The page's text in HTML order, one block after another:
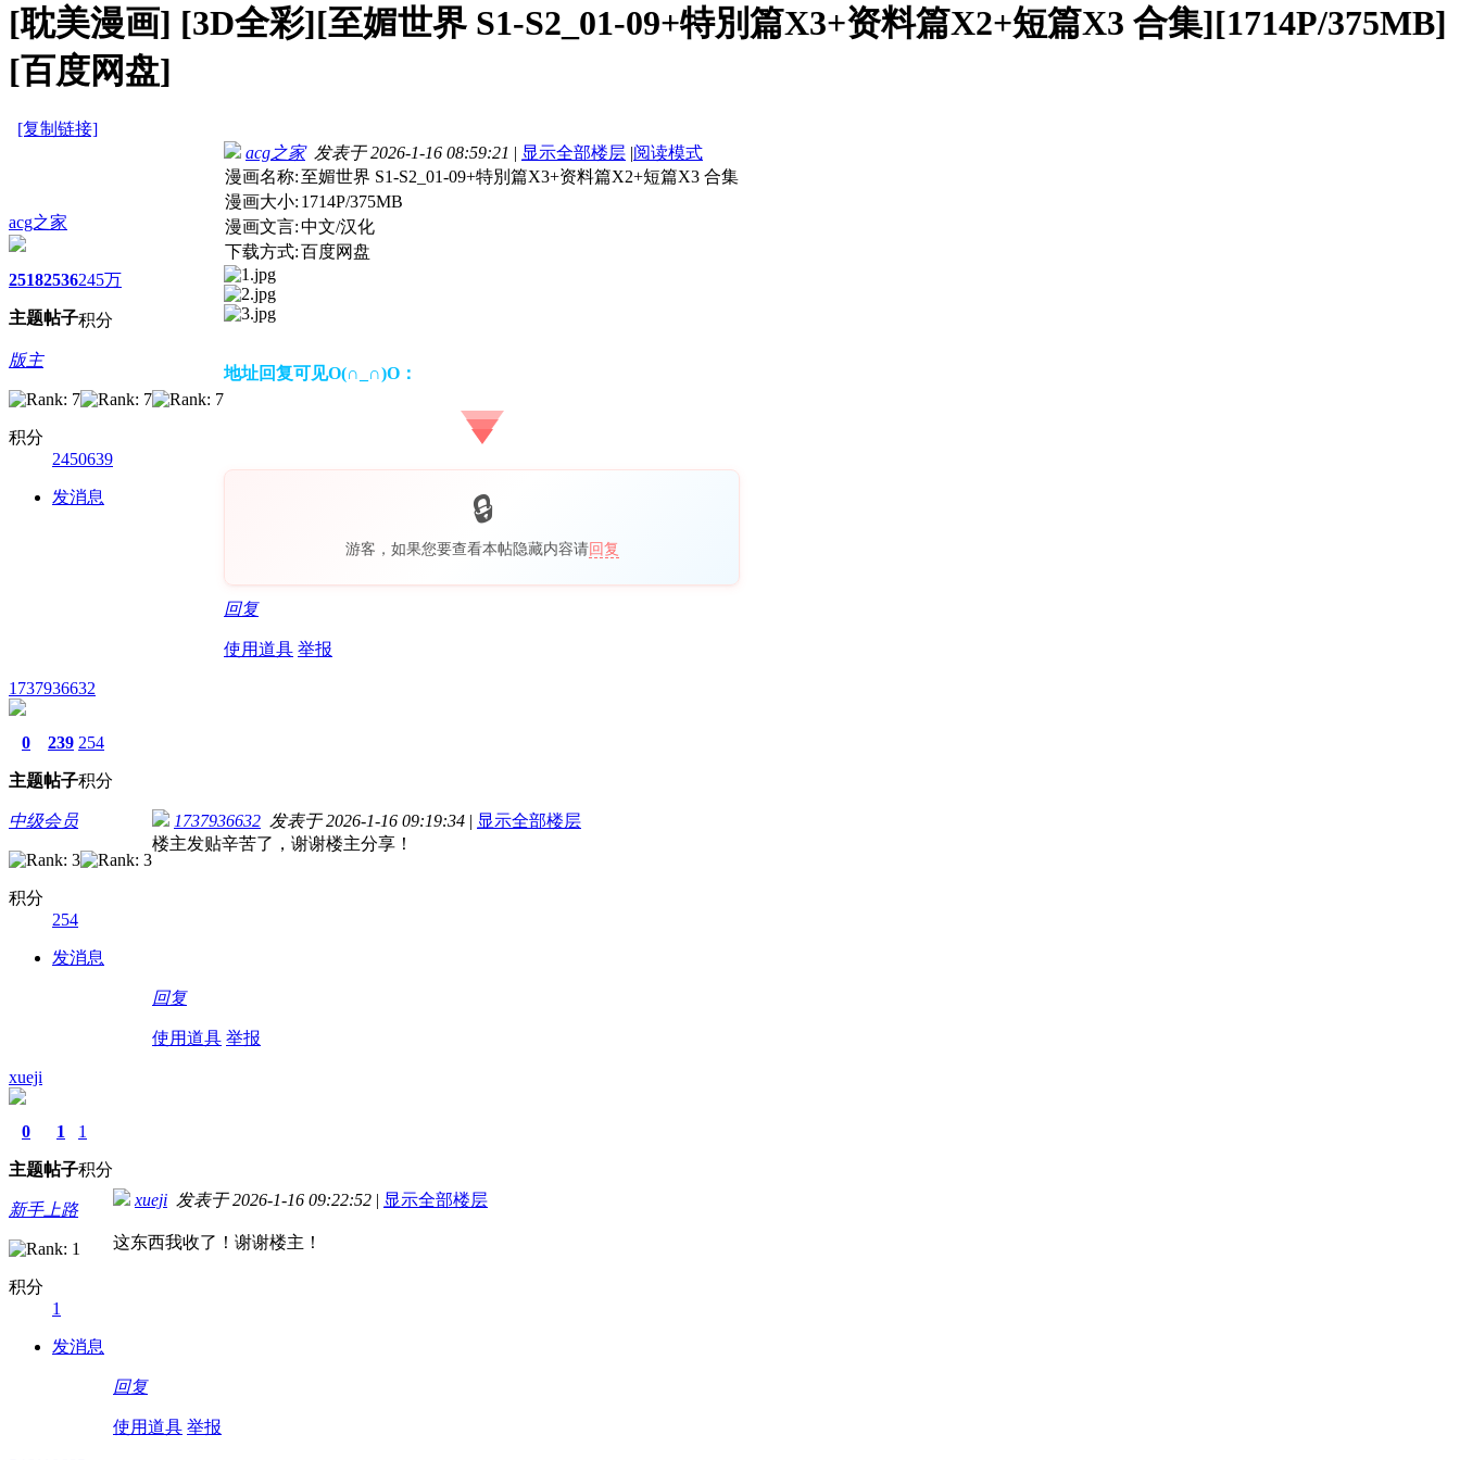
[耽美漫画] [3D全彩][至媚世界 S1-S2_01-09+特別篇X3+资料篇X2+短篇X3 合集][1714P/375MB]
[百度网盘]
[复制链接]
acg之家
2518
主题
2536
帖子
245万
积分
版主
积分
2450639
发消息
acg之家发表于 2026-1-16 08:59:21 | 显示全部楼层 |阅读模式
漫画名称:至媚世界 S1-S2_01-09+特別篇X3+资料篇X2+短篇X3 合集
漫画大小: 1714P/375MB
漫画文言:中文/汉化
下载方式:百度网盘
地址回复可见O(∩_∩)O：
游客，如果您要查看本帖隐藏内容请回复
回复
使用道具 举报
1737936632
0
主题
239
帖子
254
积分
中级会员
积分
254
发消息
1737936632 发表于 2026-1-16 09:19:34 | 显示全部楼层
楼主发贴辛苦了，谢谢楼主分享！
回复
使用道具 举报
xueji
0
主题
1
帖子
1
积分
新手上路
积分
1
发消息
xueji 发表于 2026-1-16 09:22:52 | 显示全部楼层
这东西我收了！谢谢楼主！
回复
使用道具 举报